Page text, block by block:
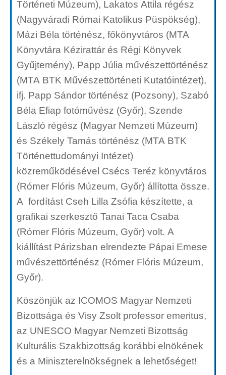
Történeti Múzeum), Lakatos Attila régész
(Nagyváradi Római Katolikus Püspökség),
Mázi Béla történész, főkönyvtáros (MTA
Könyvtára Kézirattár és Régi Könyvek
Gyűjtemény), Papp Júlia művészettörténész
(MTA BTK Művészettörténeti Kutatóintézet),
ifj. Papp Sándor történész (Pozsony), Szabó
Béla Efiap fotóművész (Győr), Szende
László régész (Magyar Nemzeti Múzeum)
és Székely Tamás történész (MTA BTK
Történettudományi Intézet)
közreműködésével Csécs Teréz könyvtáros
(Rómer Flóris Múzeum, Győr) állította össze.
A fordítást Cseh Lilla Zsófia készítette, a
grafikai szerkesztő Tanai Taca Csaba
(Rómer Flóris Múzeum, Győr) volt. A
kiállítást Párizsban elrendezte Pápai Emese
művészettörténész (Rómer Flóris Múzeum,
Győr).
Köszönjük az ICOMOS Magyar Nemzeti
Bizottsága és Visy Zsolt professor emeritus,
az UNESCO Magyar Nemzeti Bizottság
Kulturális Szakbizottság korábbi elnökének
és a Miniszterelnökségnek a lehetőséget!